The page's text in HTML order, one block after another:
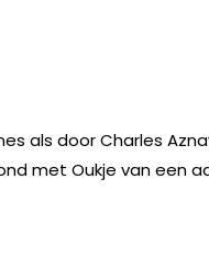
als door Charles
met Oukje van een